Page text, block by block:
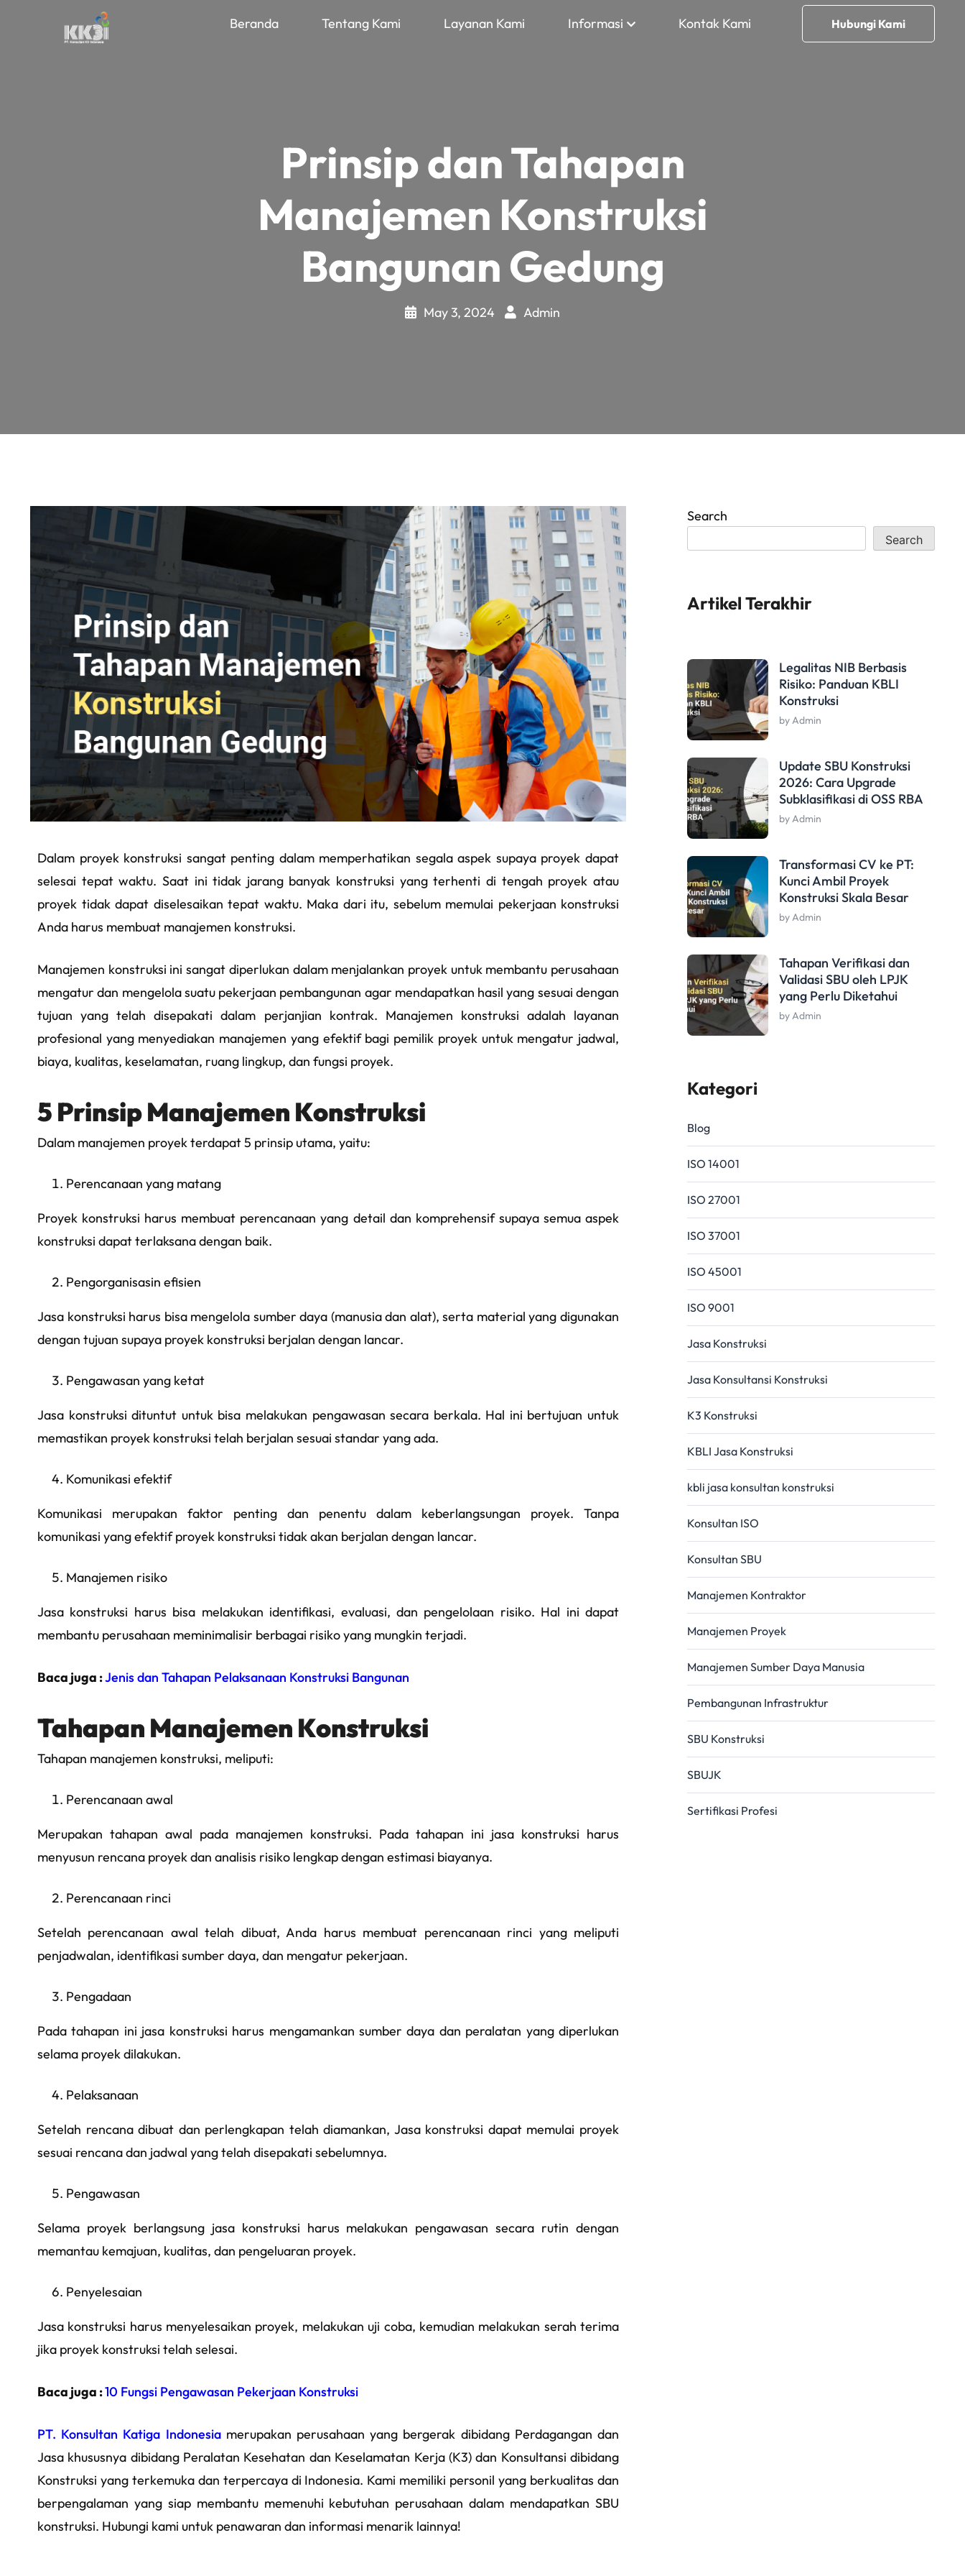
Beranda Tentang Kami Layanan Kami Informasi Kontak Kami Hubungi Kami
Prinsip dan Tahapan
Manajemen Konstruksi
Bangunan Gedung
May 3, 2024 Admin
Dalam proyek konstruksi sangat penting dalam memperhatikan segala aspek supaya proyek dapat
selesai tepat waktu. Saat ini tidak jarang banyak konstruksi yang terhenti di tengah proyek atau
proyek tidak dapat diselesaikan tepat waktu. Maka dari itu, sebelum memulai pekerjaan konstruksi
Anda harus membuat manajemen konstruksi.
Manajemen konstruksi ini sangat diperlukan dalam menjalankan proyek untuk membantu perusahaan
mengatur dan mengelola suatu pekerjaan pembangunan agar mendapatkan hasil yang sesuai dengan
tujuan yang telah disepakati dalam perjanjian kontrak. Manajemen konstruksi adalah layanan
profesional yang menyediakan manajemen yang efektif bagi pemilik proyek untuk mengatur jadwal,
biaya, kualitas, keselamatan, ruang lingkup, dan fungsi proyek.
5 Prinsip Manajemen Konstruksi
Dalam manajemen proyek terdapat 5 prinsip utama, yaitu:
Perencanaan yang matang
Proyek konstruksi harus membuat perencanaan yang detail dan komprehensif supaya semua aspek
konstruksi dapat terlaksana dengan baik.
Pengorganisasin efisien
Jasa konstruksi harus bisa mengelola sumber daya (manusia dan alat), serta material yang digunakan
dengan tujuan supaya proyek konstruksi berjalan dengan lancar.
Pengawasan yang ketat
Jasa konstruksi dituntut untuk bisa melakukan pengawasan secara berkala. Hal ini bertujuan untuk
memastikan proyek konstruksi telah berjalan sesuai standar yang ada.
Komunikasi efektif
Komunikasi merupakan faktor penting dan penentu dalam keberlangsungan proyek. Tanpa
komunikasi yang efektif proyek konstruksi tidak akan berjalan dengan lancar.
Manajemen risiko
Jasa konstruksi harus bisa melakukan identifikasi, evaluasi, dan pengelolaan risiko. Hal ini dapat
membantu perusahaan meminimalisir berbagai risiko yang mungkin terjadi.
Baca juga :Jenis dan Tahapan Pelaksanaan Konstruksi Bangunan
Tahapan Manajemen Konstruksi
Tahapan manajemen konstruksi, meliputi:
Perencanaan awal
Merupakan tahapan awal pada manajemen konstruksi. Pada tahapan ini jasa konstruksi harus
menyusun rencana proyek dan analisis risiko lengkap dengan estimasi biayanya.
Perencanaan rinci
Setelah perencanaan awal telah dibuat, Anda harus membuat perencanaan rinci yang meliputi
penjadwalan, identifikasi sumber daya, dan mengatur pekerjaan.
Pengadaan
Pada tahapan ini jasa konstruksi harus mengamankan sumber daya dan peralatan yang diperlukan
selama proyek dilakukan.
Pelaksanaan
Setelah rencana dibuat dan perlengkapan telah diamankan, Jasa konstruksi dapat memulai proyek
sesuai rencana dan jadwal yang telah disepakati sebelumnya.
Pengawasan
Selama proyek berlangsung jasa konstruksi harus melakukan pengawasan secara rutin dengan
memantau kemajuan, kualitas, dan pengeluaran proyek.
Penyelesaian
Jasa konstruksi harus menyelesaikan proyek, melakukan uji coba, kemudian melakukan serah terima
jika proyek konstruksi telah selesai.
Baca juga :10 Fungsi Pengawasan Pekerjaan Konstruksi
PT. Konsultan Katiga Indonesia merupakan perusahaan yang bergerak dibidang Perdagangan dan
Jasa khususnya dibidang Peralatan Kesehatan dan Keselamatan Kerja (K3) dan Konsultansi dibidang
Konstruksi yang terkemuka dan terpercaya di Indonesia. Kami memiliki personil yang berkualitas dan
berpengalaman yang siap membantu memenuhi kebutuhan perusahaan dalam mendapatkan SBU
konstruksi. Hubungi kami untuk penawaran dan informasi menarik lainnya!
Search
Search
Artikel Terakhir
Legalitas NIB Berbasis
Risiko: Panduan KBLI
Konstruksi
by Admin
Update SBU Konstruksi
2026: Cara Upgrade
Subklasifikasi di OSS RBA
by Admin
Transformasi CV ke PT:
Kunci Ambil Proyek
Konstruksi Skala Besar
by Admin
Tahapan Verifikasi dan
Validasi SBU oleh LPJK
yang Perlu Diketahui
by Admin
Kategori
Blog
ISO 14001
ISO 27001
ISO 37001
ISO 45001
ISO 9001
Jasa Konstruksi
Jasa Konsultansi Konstruksi
K3 Konstruksi
KBLI Jasa Konstruksi
kbli jasa konsultan konstruksi
Konsultan ISO
Konsultan SBU
Manajemen Kontraktor
Manajemen Proyek
Manajemen Sumber Daya Manusia
Pembangunan Infrastruktur
SBU Konstruksi
SBUJK
Sertifikasi Profesi